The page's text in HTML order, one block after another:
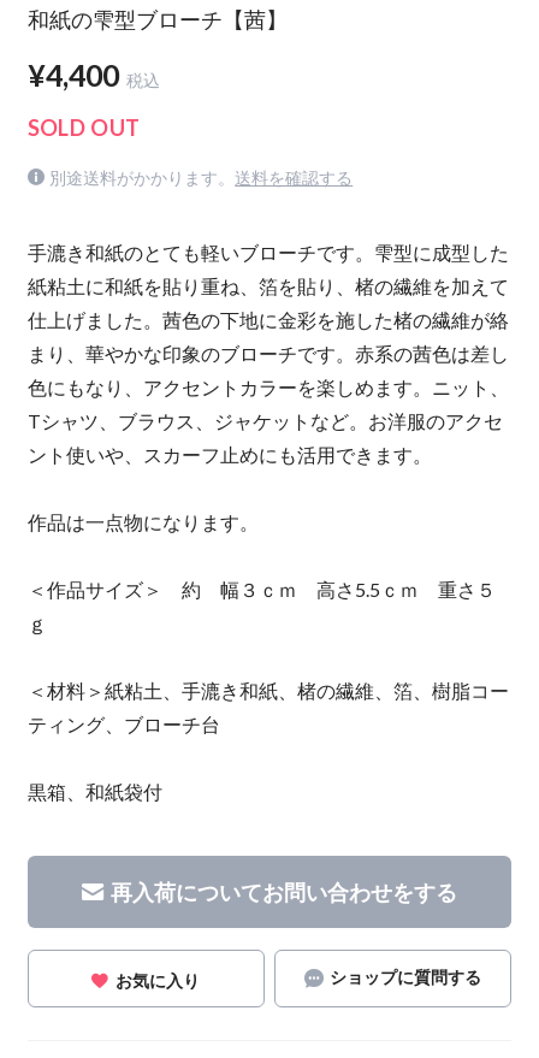
和紙の雫型ブローチ【茜】
¥4,400 税込
SOLD OUT
別途送料がかかります。 送料を確認する
手漉き和紙のとても軽いブローチです。雫型に成型した
紙粘土に和紙を貼り重ね、箔を貼り、楮の繊維を加えて
仕上げました。茜色の下地に金彩を施した楮の繊維が絡
まり、華やかな印象のブローチです。赤系の茜色は差し
色にもなり、アクセントカラーを楽しめます。ニット、
Tシャツ、ブラウス、ジャケットなど。お洋服のアクセ
ント使いや、スカーフ止めにも活用できます。
作品は一点物になります。
＜作品サイズ＞ 約 幅３ｃｍ 高さ5.5ｃｍ 重さ５
ｇ
＜材料＞紙粘土、手漉き和紙、楮の繊維、箔、樹脂コー
ティング、ブローチ台
黒箱、和紙袋付
再入荷についてお問い合わせをする
お気に入り ショップに質問する